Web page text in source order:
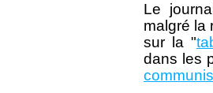
Le
malgré la
sur la "
dans les